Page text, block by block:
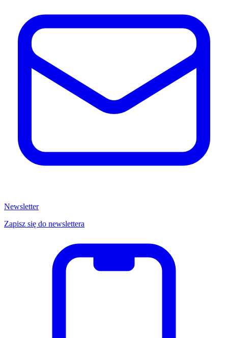
Newsletter
Zapisz się do newslettera